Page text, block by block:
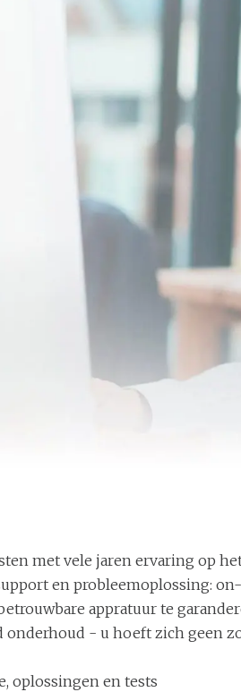
met vele jaren ervaring op
en probleemoplossing:
appratuur te
- u hoeft zich geen
oplossingen en tests